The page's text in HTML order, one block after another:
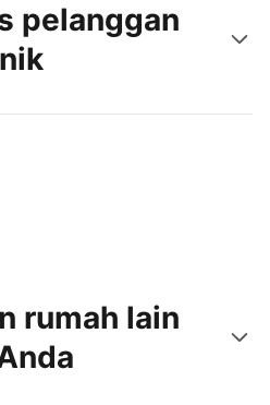
pelanggan
ini
rumah lain